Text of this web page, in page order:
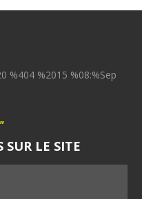
%404 %2015 %08:%Sep
SUR LE SITE